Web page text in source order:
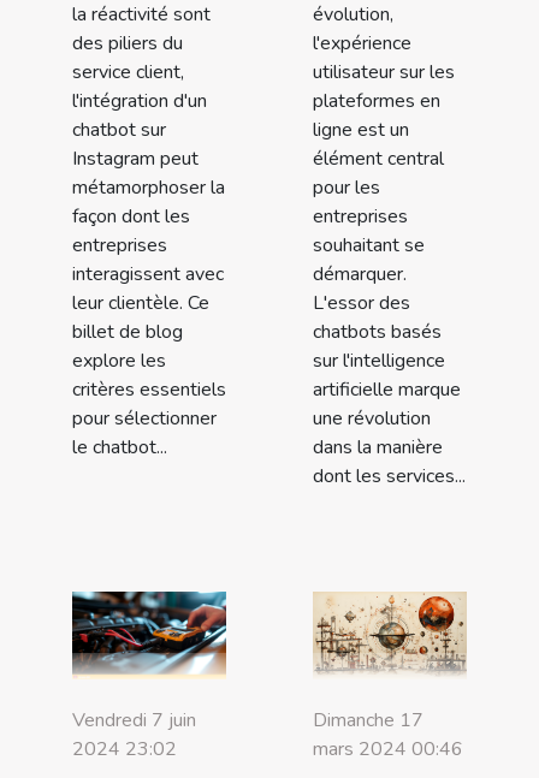
la réactivité sont
des piliers du
service client,
l'intégration d'un
chatbot sur
Instagram peut
métamorphoser la
façon dont les
entreprises
interagissent avec
leur clientèle. Ce
billet de blog
explore les
critères essentiels
pour sélectionner
le chatbot...
évolution,
l'expérience
utilisateur sur les
plateformes en
ligne est un
élément central
pour les
entreprises
souhaitant se
démarquer.
L'essor des
chatbots basés
sur l'intelligence
artificielle marque
une révolution
dans la manière
dont les services...
Vendredi 7 juin
2024 23:02
Dimanche 17
mars 2024 00:46